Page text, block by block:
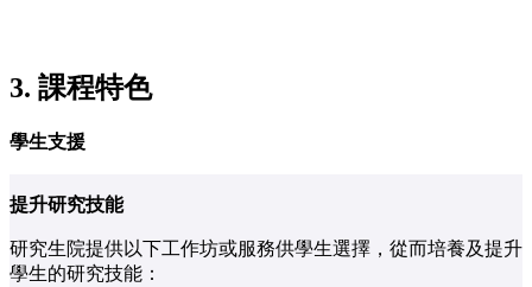
3. 課程特色
學生支援
提升研究技能
研究生院提供以下工作坊或服務供學生選擇，從而培養及提升
學生的研究技能：